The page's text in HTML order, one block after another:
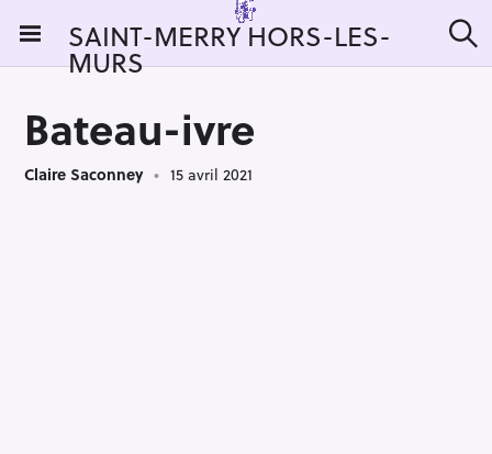
i
SAINT-MERRY HORS-LES-
MURS e
Bateau-ivre
Claire Saconney 15 avril 2021